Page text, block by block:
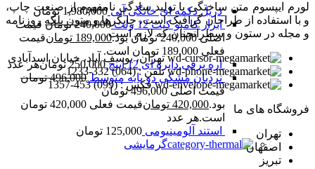
دریل دکمه ای خانگی آبی1,980,000 تومان
ابزار کامبو کیت 12 ولت
240,000 تومان قیمت
اصلی 240,000 تومان بود.
189,000 تومانقیمت
فعلی 189,000 تومان است.
اره برقی دایره ای 12 اینچ
250,000 تومانهر عدد
نردبان مشکی دو پایه متوسط496,000 تومان
قیمت اصلی 496,000 تومان
بود.420,000 تومان
قیمت فعلی 420,000 تومان
است.هر عدد
استند آلومینیومی 125,000 تومان
گرمایشی
لورم ایپسوم متن ساختگی با تولید سادگی نامفهوم از صنعت چاپ،
و با استفاده از طراحان گرافیک است، چاپگرها و متون بلکه روزنامه
و مجله در ستون و سطرآنچنان که لازم است.
تهران، یوسف آباد، خیابان اسدآبادی
تلفن : (064) 332-1233
فکس : (099) 453-1357
فروشگاه های ما
تهران
اصفهان
تبریز